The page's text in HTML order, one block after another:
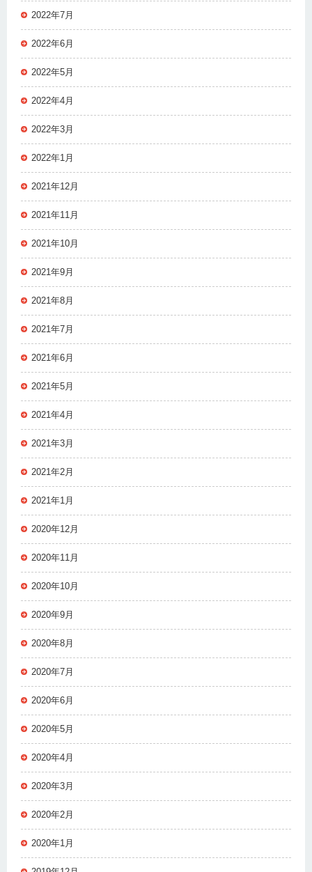
2022年7月
2022年6月
2022年5月
2022年4月
2022年3月
2022年1月
2021年12月
2021年11月
2021年10月
2021年9月
2021年8月
2021年7月
2021年6月
2021年5月
2021年4月
2021年3月
2021年2月
2021年1月
2020年12月
2020年11月
2020年10月
2020年9月
2020年8月
2020年7月
2020年6月
2020年5月
2020年4月
2020年3月
2020年2月
2020年1月